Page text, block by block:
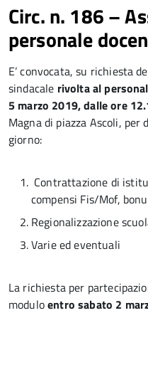
Circ. n. 186 –
personale
E’ convocata, su richiesta
sindacale rivolta al
5 marzo 2019, dalle ore
Magna di piazza Ascoli,
giorno:
Contrattazione di
compensi Fis/Mof,
Regionalizzazione
Varie ed eventuali
La richiesta per
moduloentro sabato 2